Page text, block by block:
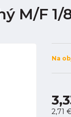
M/F 1/
Na
2,71